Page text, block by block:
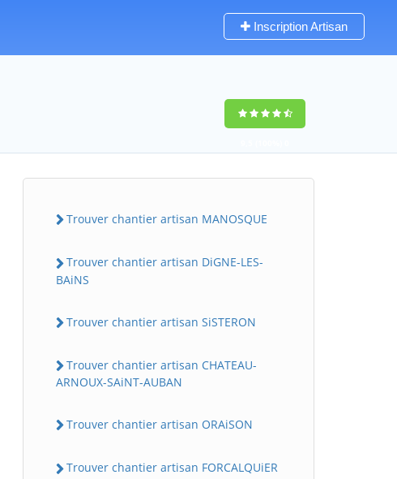
Inscription Artisan
Trouver chantier artisan MANOSQUE
Trouver chantier artisan DiGNE-LES-
BAiNS
Trouver chantier artisan SiSTERON
Trouver chantier artisan CHATEAU-
ARNOUX-SAiNT-AUBAN
Trouver chantier artisan ORAiSON
Trouver chantier artisan FORCALQUiER